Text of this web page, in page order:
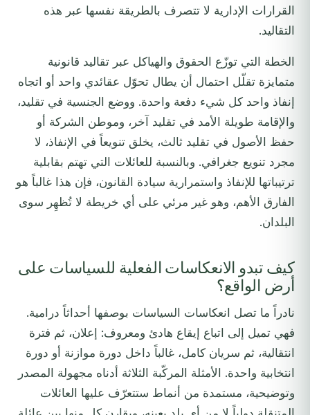
القرارات الإدارية لا تتصرف بالطريقة نفسها عبر هذه
التقاليد.
الخطة التي توزّع الحقوق والهياكل عبر تقاليد قانونية
متمايزة تقلّل احتمال أن يطال تحوّل عقائدي واحد أو اتجاه
إنفاذ واحد كل شيء دفعة واحدة. ووضع الجنسية في تقليد،
والإقامة طويلة الأمد في تقليد آخر، وموطن الشركة أو
حفظ الأصول في تقليد ثالث، يخلق تنويعاً في الإنفاذ، لا
مجرد تنويع جغرافي. وبالنسبة للعائلات التي تهتم بقابلية
ترتيباتها للإنفاذ واستمرارية سيادة القانون، فإن هذا غالباً هو
الفارق الأهم، وهو غير مرئي على أي خريطة لا تُظهِر سوى
البلدان.
كيف تبدو الانعكاسات الفعلية للسياسات على
أرض الواقع؟
نادراً ما تصل انعكاسات السياسات بوصفها أحداثاً درامية.
فهي تميل إلى اتباع إيقاع هادئ ومعروف: إعلان، ثم فترة
انتقالية، ثم سريان كامل، غالباً داخل دورة موازنة أو دورة
انتخابية واحدة. الأمثلة المركّبة الثلاثة أدناه مجهولة المصدر
وتوضيحية، مستمدة من أنماط ستتعرّف عليها العائلات